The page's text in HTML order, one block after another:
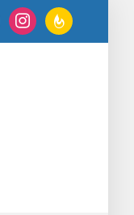
instagramfeedburner